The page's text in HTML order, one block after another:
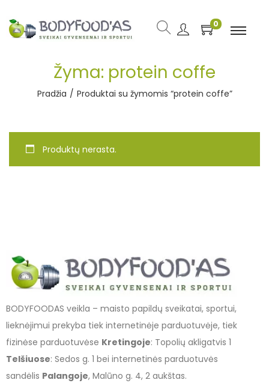
0
Žyma: protein coffe
Pradžia / Produktai su žymomis “protein coffe”
Produktų nerasta.
BODYFOODAS veikla – maisto papildų sveikatai, sportui,
lieknėjimui prekyba tiek internetinėje parduotuvėje, tiek
fizinėse parduotuvėse Kretingoje: Topolių akligatvis 1
Telšiuose: Sedos g. 1 bei internetinės parduotuvės
sandėlis Palangoje, Malūno g. 4, 2 aukštas.